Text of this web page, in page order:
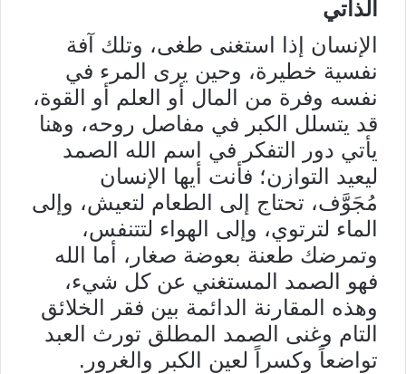
الذاتي
الإنسان إذا استغنى طغى، وتلك آفة
نفسية خطيرة، وحين يرى المرء في
نفسه وفرة من المال أو العلم أو القوة،
قد يتسلل الكبر في مفاصل روحه، وهنا
يأتي دور التفكر في اسم الله الصمد
ليعيد التوازن؛ فأنت أيها الإنسان
مُجَوَّف، تحتاج إلى الطعام لتعيش، وإلى
الماء لترتوي، وإلى الهواء لتتنفس،
وتمرضك طعنة بعوضة صغار، أما الله
فهو الصمد المستغني عن كل شيء،
وهذه المقارنة الدائمة بين فقر الخلائق
التام وغنى الصمد المطلق تورث العبد
تواضعاً وكسراً لعين الكبر والغرور.